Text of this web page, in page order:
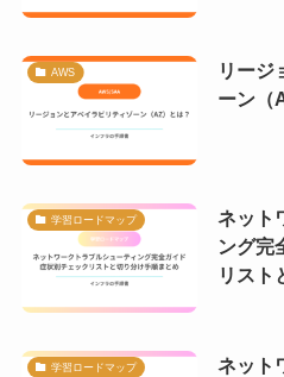
AWS
リージ
ーン（
学習ロードマップ
ネット
ング完
リスト
学習ロードマップ
ネット